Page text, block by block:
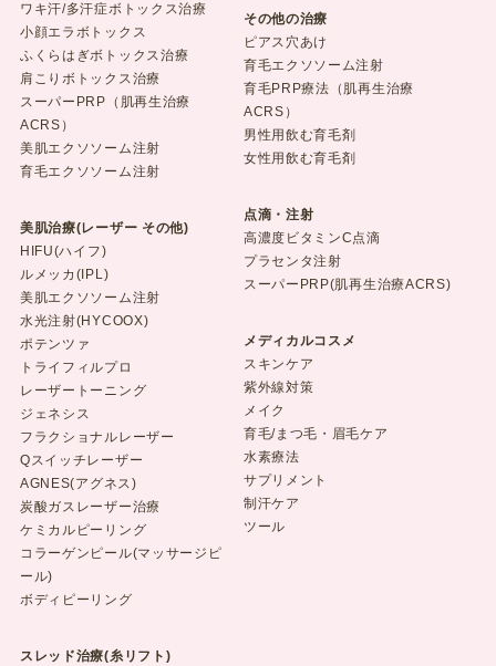
ワキ汗/多汗症ボトックス治療
小顔エラボトックス
ふくらはぎボトックス治療
肩こりボトックス治療
スーパーPRP（肌再生治療
ACRS）
美肌エクソソーム注射
育毛エクソソーム注射
美肌治療(レーザー その他)
HIFU(ハイフ)
ルメッカ(IPL)
美肌エクソソーム注射
水光注射(HYCOOX)
ポテンツァ
トライフィルプロ
レーザートーニング
ジェネシス
フラクショナルレーザー
Qスイッチレーザー
AGNES(アグネス)
炭酸ガスレーザー治療
ケミカルピーリング
コラーゲンピール(マッサージピ
ール)
ボディピーリング
スレッド治療(糸リフト)
その他の治療
ピアス穴あけ
育毛エクソソーム注射
育毛PRP療法（肌再生治療
ACRS）
男性用飲む育毛剤
女性用飲む育毛剤
点滴・注射
高濃度ビタミンC点滴
プラセンタ注射
スーパーPRP(肌再生治療ACRS)
メディカルコスメ
スキンケア
紫外線対策
メイク
育毛/まつ毛・眉毛ケア
水素療法
サプリメント
制汗ケア
ツール